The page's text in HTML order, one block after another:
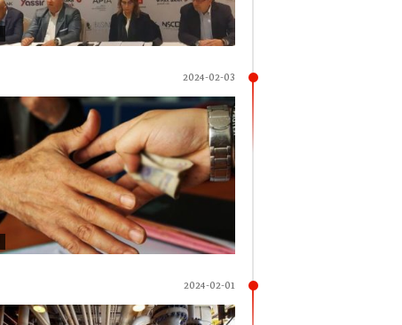
2024-02-03
2024-02-01